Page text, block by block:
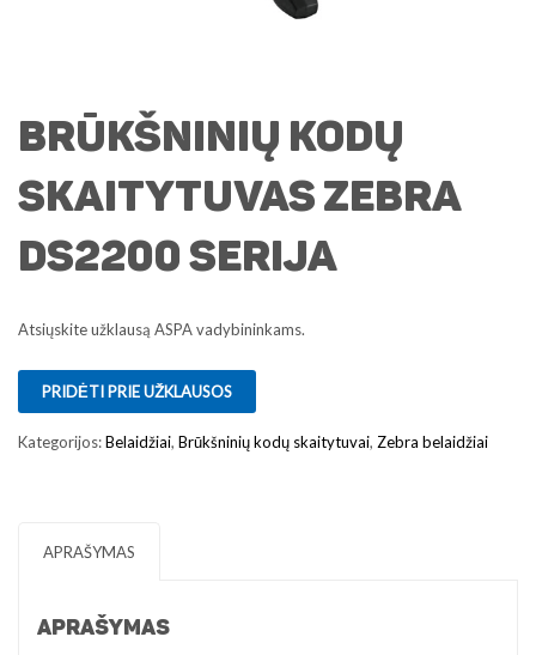
Brūkšninių kodų
skaitytuvas Zebra
DS2200 serija
Atsiųskite užklausą ASPA vadybininkams.
PRIDĖTI PRIE UŽKLAUSOS
Kategorijos:Belaidžiai, Brūkšninių kodų skaitytuvai, Zebra belaidžiai
APRAŠYMAS
APRAŠYMAS